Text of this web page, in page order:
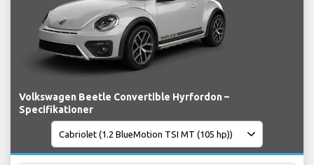
Volkswagen Beetle Convertible Hyrfordon –
Specifikationer